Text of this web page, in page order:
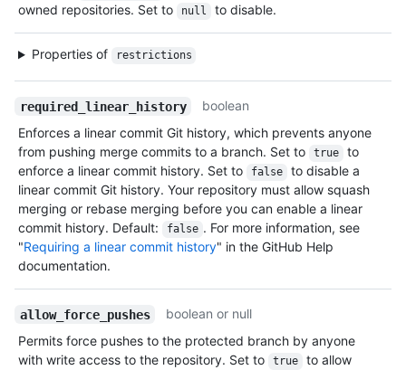
owned repositories. Set to
null to disable.
Properties of restrictions
required_linear_history
boolean
Enforces a linear commit Git history, which prevents anyone
from pushing merge commits to a branch. Set to
true
to
enforce a linear commit history. Set to
false
to disable a
linear commit Git history. Your repository must allow squash
merging or rebase merging before you can enable a linear
commit history. Default:
false . For more information, see
"Requiring a linear commit history" in the GitHub Help
documentation.
allow_force_pushes
boolean or null
Permits force pushes to the protected branch by anyone
with write access to the repository. Set to
true
to allow